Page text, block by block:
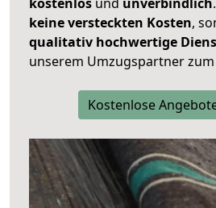
keine versteckten Kosten,
qualitativ hochwertige
unserem Umzugspartner
Kostenlose